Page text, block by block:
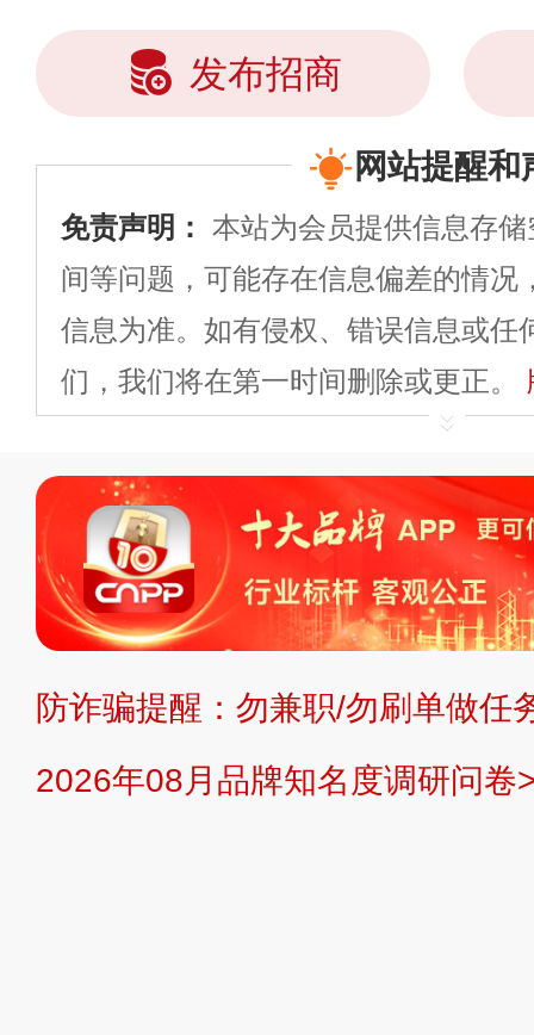
发布招商
网站提醒和
免责声明： 本站为会员提供信息存
间等问题，可能存在信息偏差的情况
信息为准。如有侵权、错误信息或任
们，我们将在第一时间删除或更正。
平台自有内容（文字
标、LOGO 等）知识产权归本站所
复制、转载、商用。本站不生产产
不代理、不招商、不提供中介服务。
持投资购买的观点或意见，页面信息
提交说明： 快速提交发布>> 提交品
防诈骗提醒：勿兼职/勿刷单做任
2026年08月品牌知名度调研问卷